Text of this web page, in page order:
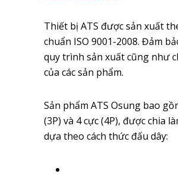
Thiết bị ATS được sản xuất
chuẩn ISO 9001-2008. Đảm
quy trình sản xuất cũng như
của các sản phẩm.
Sản phẩm ATS Osung bao
(3P) và 4 cực (4P), được chia
dựa theo cách thức đấu dây: